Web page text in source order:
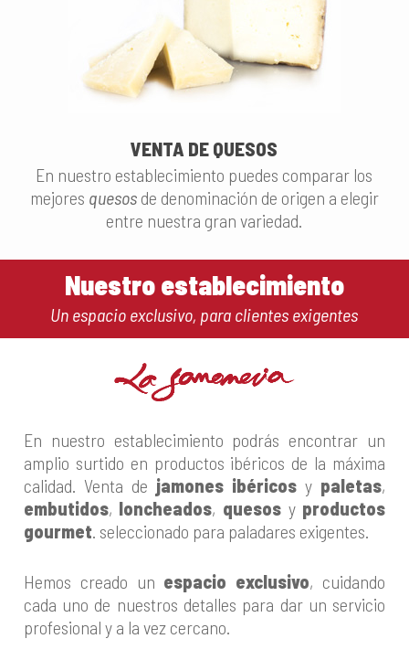
VENTA DE QUESOS
En nuestro establecimiento puedes comparar los
mejores quesosde denominación de origen a elegir
entre nuestra gran variedad.
Nuestro establecimiento
Un espacio exclusivo, para clientes exigentes
En nuestro establecimiento podrás encontrar un
amplio surtido en productos ibéricos de la máxima
calidad. Venta de jamones ibéricos y paletas,
embutidos, loncheados, quesosy productos
gourmet. seleccionado para paladares exigentes.
Hemos creado un espacio exclusivo, cuidando
cada uno de nuestros detalles para dar un servicio
profesional y a la vez cercano.